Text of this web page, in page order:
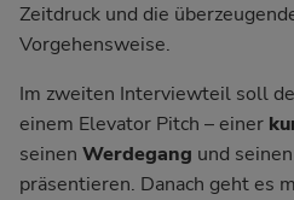
Zeitdruck und die
Vorgehensweise.
Im zweiten Interviewteil soll
einem Elevator Pitch – einer
seinen Werdegang und seinen
präsentieren. Danach geht es